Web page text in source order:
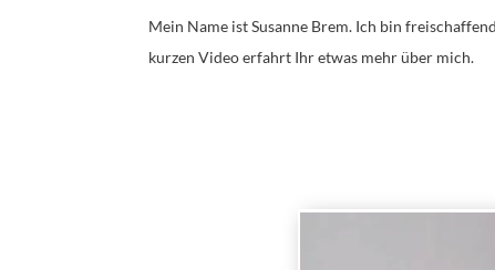
Mein Name ist Susanne Brem. Ich bin
kurzen Video erfahrt Ihr etwas mehr über mich.